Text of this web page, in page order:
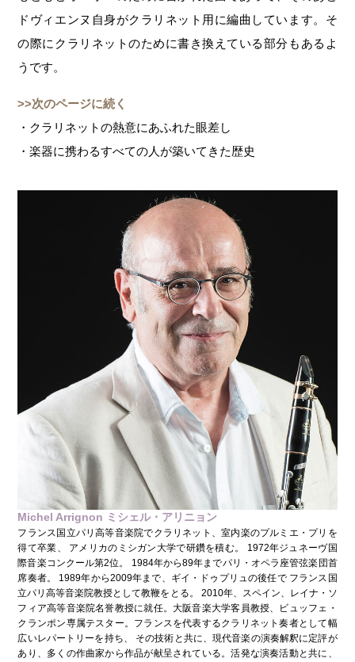
ドヴィエンヌ自身がクラリネット用に編曲しています。そ
の際にクラリネットのために書き換えている部分もあるよ
うです。
>>次のページに続く
・クラリネットの熱意にあふれた眼差し
・楽器に携わるすべての人が築いてきた歴史
Michel Arrignon ミシェル・アリニョン
フランス国立パリ高等音楽院でクラリネット、室内楽のプルミエ・プリを
得て卒業、 アメリカのミシガン大学で研鑽を積む。 1972年ジュネーヴ国
際音楽コンクール第2位。 1984年から89年までパリ・オペラ座管弦楽団首
席奏者。 1989年から2009年まで、ギイ・ドゥプリュの後任で フランス国
立パリ高等音楽院教授として教鞭をとる。 2010年、スペイン、レイナ・ソ
フィア高等音楽院名誉教授に就任。大阪音楽大学客員教授、ビュッフェ・
クランポン専属テスター。フランスを代表するクラリネット奏者として幅
広いレパートリーを持ち、 その技術と共に、現代音楽の演奏解釈に定評が
あり、多くの作曲家から作品が献呈されている。活発な演奏活動と共に、